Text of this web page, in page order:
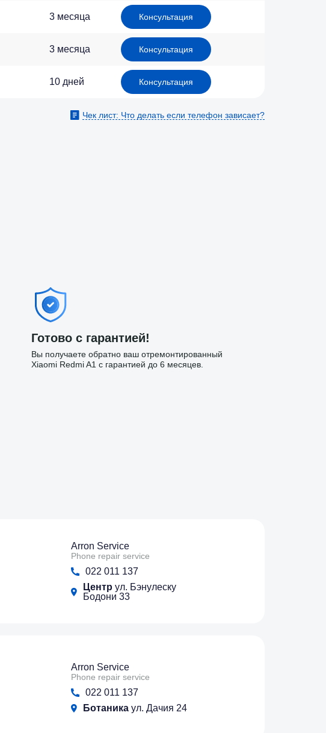
3 месяца Консультация
3 месяца Консультация
10 дней Консультация
Чек лист: Что делать если телефон зависает?
Готово с гарантией!
Вы получаете обратно ваш отремонтированный
Xiaomi Redmi A1 с гарантией до 6 месяцев.
Arron Service
Phone repair service
022 011 137
Центр ул. Бэнулеску
Бодони 33
Arron Service
Phone repair service
022 011 137
Ботаника ул. Дачия 24